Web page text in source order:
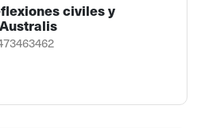
civiles y